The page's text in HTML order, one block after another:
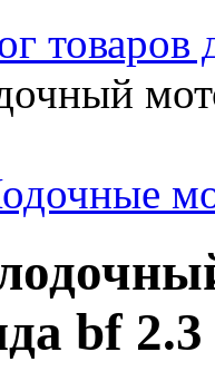
bf 2.3